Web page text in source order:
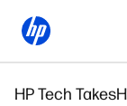
HP Tech Takes